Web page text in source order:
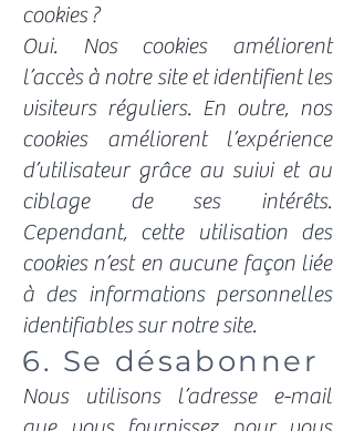
cookies ?
Oui. Nos cookies améliorent
l’accès à notre site et identifient les
visiteurs réguliers. En outre, nos
cookies améliorent l’expérience
d’utilisateur grâce au suivi et au
ciblage de ses intérêts.
Cependant, cette utilisation des
cookies n’est en aucune façon liée
à des informations personnelles
identifiables sur notre site.
6. Se désabonner
Nous utilisons l’adresse e-mail